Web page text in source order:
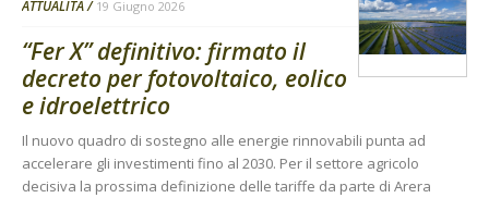
ATTUALITÀ 19 Giugno 2026
“Fer X” definitivo: firmato il
decreto per fotovoltaico, eolico
e idroelettrico
Il nuovo quadro di sostegno alle energie rinnovabili punta ad
accelerare gli investimenti fino al 2030. Per il settore agricolo
decisiva la prossima definizione delle tariffe da parte di Arera